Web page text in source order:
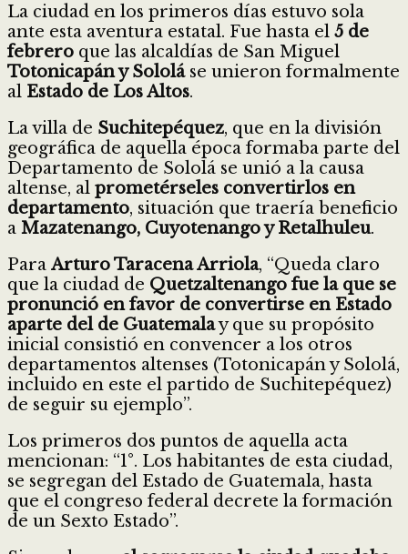
La ciudad en los primeros días estuvo sola
ante esta aventura estatal. Fue hasta el 5 de
febrero que las alcaldías de San Miguel
Totonicapán y Sololáse unieron formalmente
al Estado de Los Altos.
La villa de Suchitepéquez, que en la división
geográfica de aquella época formaba parte del
Departamento de Sololá se unió a la causa
altense, al prometérseles convertirlos en
departamento, situación que traería beneficio
a Mazatenango, Cuyotenango y Retalhuleu.
Para Arturo Taracena Arriola, “Queda claro
que la ciudad de Quetzaltenango fue la que se
pronunció en favor de convertirse en Estado
aparte del de Guatemalay que su propósito
inicial consistió en convencer a los otros
departamentos altenses (Totonicapán y Sololá,
incluido en este el partido de Suchitepéquez)
de seguir su ejemplo”.
Los primeros dos puntos de aquella acta
mencionan: “1°. Los habitantes de esta ciudad,
se segregan del Estado de Guatemala, hasta
que el congreso federal decrete la formación
de un Sexto Estado”.